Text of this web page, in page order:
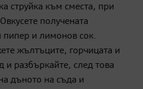
струйка към сместа, при
получената
пипер и лимонов сок.
жълтъците, горчицата и
и разбъркайте, след това
дъното на съда и